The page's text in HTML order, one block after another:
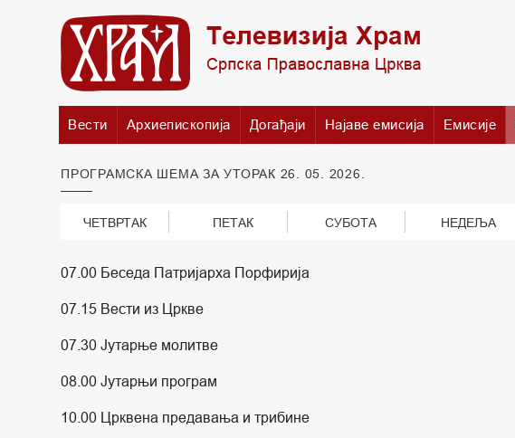
Вести Архиепископија Догађаји Најаве емисија Емисије
ПРОГРАМСКА ШЕМА ЗА УТОРАК 26. 05. 2026.
ЧЕТВРТАК ПЕТАК СУБОТА НЕДЕЉА
07.00 Беседа Патријарха Порфирија
07.15 Вести из Цркве
07.30 Јутарње молитве
08.00 Јутарњи програм
10.00 Црквена предавања и трибине